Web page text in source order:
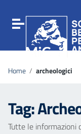
Vai al menu di
Vai al footer
Attiva / disattiva
Home / archeologici
Tag:
Tutte le informazioni